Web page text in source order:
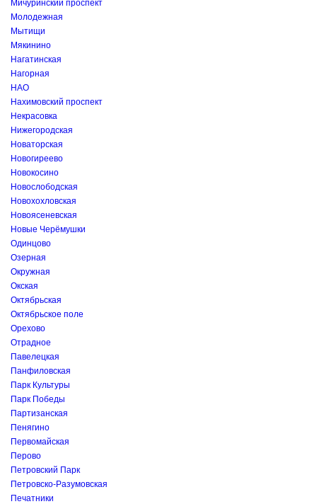
Мичуринский проспект
Молодежная
Мытищи
Мякинино
Нагатинская
Нагорная
НАО
Нахимовский проспект
Некрасовка
Нижегородская
Новаторская
Новогиреево
Новокосино
Новослободская
Новохохловская
Новоясеневская
Новые Черёмушки
Одинцово
Озерная
Окружная
Окская
Октябрьская
Октябрьское поле
Орехово
Отрадное
Павелецкая
Панфиловская
Парк Культуры
Парк Победы
Партизанская
Пенягино
Первомайская
Перово
Петровский Парк
Петровско-Разумовская
Печатники